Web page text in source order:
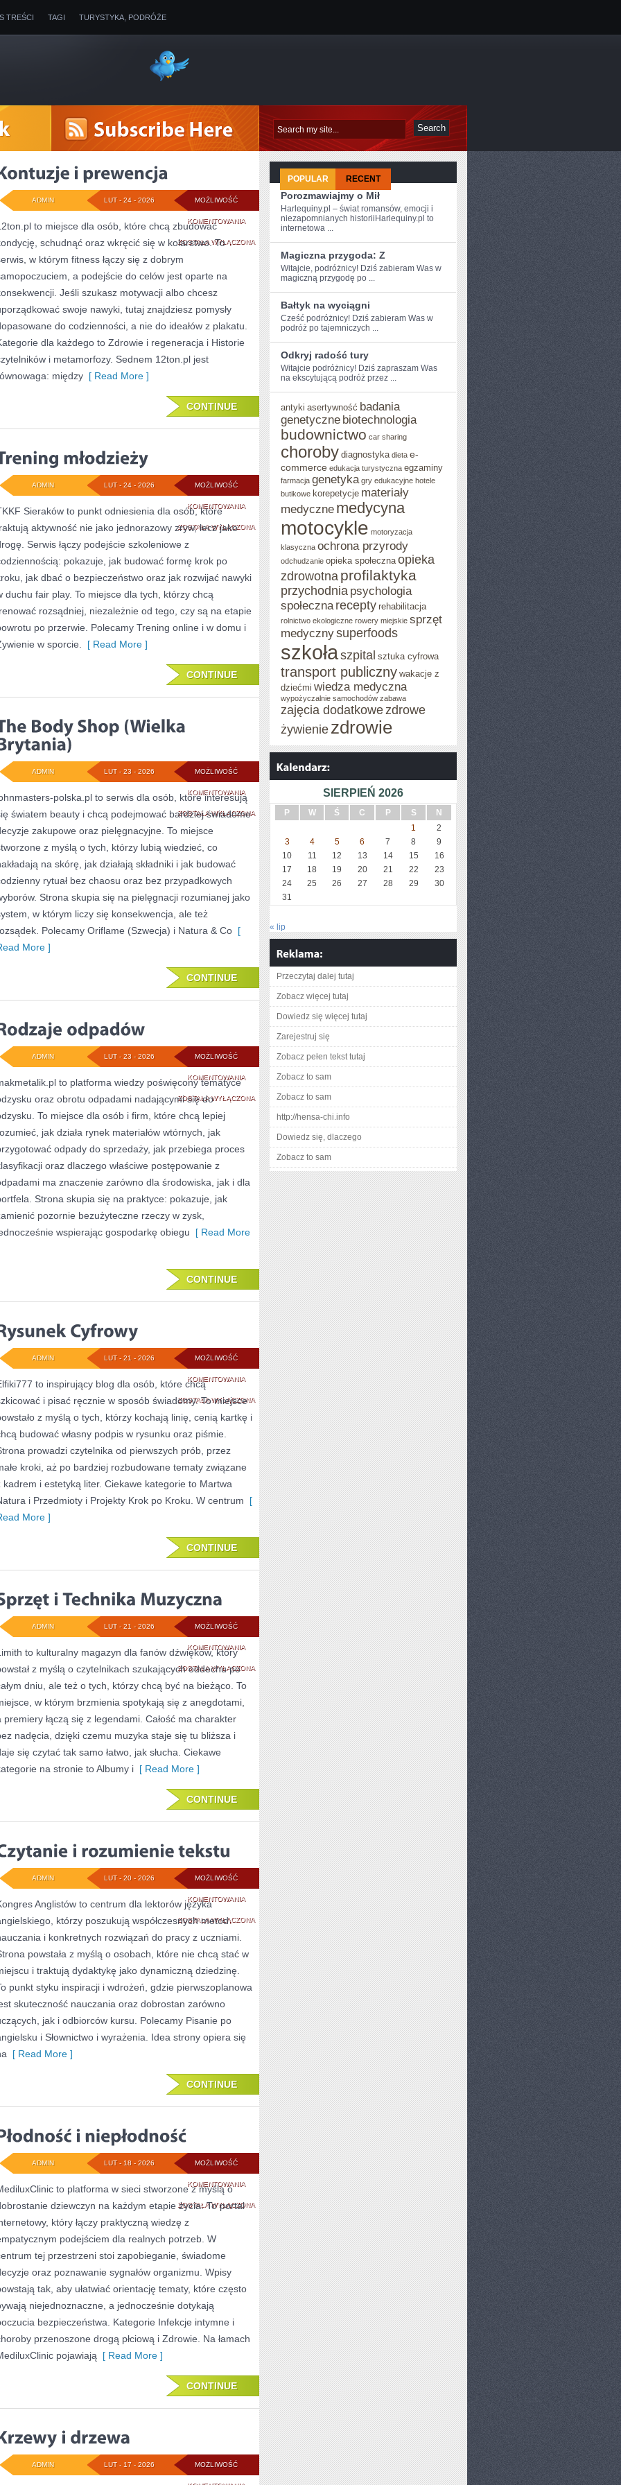
TREŚCI TAGI TURYSTYKA, PODRÓŻE
MOŻLIWOŚĆ
KOMENTOWANIAKONTUZJE
I
PREWENCJA
ZOSTAŁA WYŁĄCZONA
LUT - 24 - 2026
ADMIN
to miejsce dla osób, które chcą zbudować
schudnąć oraz wkręcić się w kolarstwo. To
w którym fitness łączy się z dobrym
a podejście do celów jest oparte na
Jeśli szukasz motywacji albo chcesz
swoje nawyki, tutaj znajdziesz pomysły
do codzienności, a nie do ideałów z plakatu.
dla każdego to Zdrowie i regeneracja i Historie
i metamorfozy. Sednem 12ton.pl jest
między [ Read More ]
CONTINUE
MOŻLIWOŚĆ
KOMENTOWANIATRENING
MŁODZIEŻY
ZOSTAŁA WYŁĄCZONA
LUT - 24 - 2026
ADMIN
Sieraków to punkt odniesienia dla osób, które
aktywność nie jako jednorazowy zryw, lecz jako
Serwis łączy podejście szkoleniowe z
pokazuje, jak budować formę krok po
jak dbać o bezpieczeństwo oraz jak rozwijać nawyki
duchu fair play. To miejsce dla tych, którzy chcą
rozsądniej, niezależnie od tego, czy są na etapie
po przerwie. Polecamy Trening online i w domu i
w sporcie.
[ Read More ]
CONTINUE
MOŻLIWOŚĆ
KOMENTOWANIATHE
BODY
SHOP
(WIELKA
BRYTANIA)
ZOSTAŁA WYŁĄCZONA
LUT - 23 - 2026
ADMIN
polska.pl to serwis dla osób, które interesują
światem beauty i chcą podejmować bardziej świadome
zakupowe oraz pielęgnacyjne. To miejsce
z myślą o tych, którzy lubią wiedzieć, co
na skórę, jak działają składniki i jak budować
rytuał bez chaosu oraz bez przypadkowych
Strona skupia się na pielęgnacji rozumianej jako
w którym liczy się konsekwencja, ale też
Polecamy Oriflame (Szwecja) i Natura & Co [
More ]
CONTINUE
MOŻLIWOŚĆ
KOMENTOWANIARODZAJE
ODPADÓW
ZOSTAŁA WYŁĄCZONA
LUT - 23 - 2026
ADMIN
to platforma wiedzy poświęcony tematyce
oraz obrotu odpadami nadającymi się do
To miejsce dla osób i firm, które chcą lepiej
jak działa rynek materiałów wtórnych, jak
odpady do sprzedaży, jak przebiega proces
oraz dlaczego właściwe postępowanie z
ma znaczenie zarówno dla środowiska, jak i dla
Strona skupia się na praktyce: pokazuje, jak
pozornie bezużyteczne rzeczy w zysk,
wspierając gospodarkę obiegu [ Read More
CONTINUE
MOŻLIWOŚĆ
KOMENTOWANIARYSUNEK
CYFROWY
ZOSTAŁA WYŁĄCZONA
LUT - 21 - 2026
ADMIN
to inspirujący blog dla osób, które chcą
i pisać ręcznie w sposób świadomy. To miejsce
z myślą o tych, którzy kochają linię, cenią kartkę i
budować własny podpis w rysunku oraz piśmie.
prowadzi czytelnika od pierwszych prób, przez
kroki, aż po bardziej rozbudowane tematy związane
kadrem i estetyką liter. Ciekawe kategorie to Martwa
i Przedmioty i Projekty Krok po Kroku. W centrum [
More ]
CONTINUE
MOŻLIWOŚĆ
KOMENTOWANIASPRZĘT
I
TECHNIKA
MUZYCZNA
ZOSTAŁA WYŁĄCZONA
LUT - 21 - 2026
ADMIN
to kulturalny magazyn dla fanów dźwięków, który
z myślą o czytelnikach szukających oddechu po
dniu, ale też o tych, którzy chcą być na bieżąco. To
w którym brzmienia spotykają się z anegdotami,
premiery łączą się z legendami. Całość ma charakter
nadęcia, dzięki czemu muzyka staje się tu bliższa i
się czytać tak samo łatwo, jak słucha. Ciekawe
na stronie to Albumy i [ Read More ]
CONTINUE
MOŻLIWOŚĆ
KOMENTOWANIACZYTANIE
I
ROZUMIENIE
TEKSTU
ZOSTAŁA WYŁĄCZONA
LUT - 20 - 2026
ADMIN
Anglistów to centrum dla lektorów języka
którzy poszukują współczesnych metod
i konkretnych rozwiązań do pracy z uczniami.
powstała z myślą o osobach, które nie chcą stać w
i traktują dydaktykę jako dynamiczną dziedzinę.
punkt styku inspiracji i wdrożeń, gdzie pierwszoplanowa
skuteczność nauczania oraz dobrostan zarówno
jak i odbiorców kursu. Polecamy Pisanie po
i Słownictwo i wyrażenia. Idea strony opiera się
[ Read More ]
CONTINUE
MOŻLIWOŚĆ
KOMENTOWANIAPŁODNOŚĆ
I
NIEPŁODNOŚĆ
ZOSTAŁA WYŁĄCZONA
LUT - 18 - 2026
ADMIN
to platforma w sieci stworzone z myślą o
dziewczyn na każdym etapie życia. To portal
który łączy praktyczną wiedzę z
podejściem dla realnych potrzeb. W
tej przestrzeni stoi zapobieganie, świadome
oraz poznawanie sygnałów organizmu. Wpisy
tak, aby ułatwiać orientację tematy, które często
niejednoznaczne, a jednocześnie dotykają
bezpieczeństwa. Kategorie Infekcje intymne i
przenoszone drogą płciową i Zdrowie. Na łamach
pojawiają [ Read More ]
CONTINUE
MOŻLIWOŚĆ
LUT - 17 - 2026
ADMIN
POPULAR RECENT
Porozmawiajmy o Mił
Harlequiny.pl – świat romansów, emocji i
niezapomnianych historiiHarlequiny.pl to
internetowa ...
Magiczna przygoda: Z
Witajcie, podróżnicy! Dziś‍ zabieram Was w
magiczną ⁤przygodę ‌po ...
Bałtyk na wyciągni
Cześć podróżnicy! ​Dziś​ zabieram Was w
‌podróż po⁣ tajemniczych ...
Odkryj radość tury
Witajcie podróżnicy! Dziś zapraszam Was
na ekscytującą podróż przez ...
antyki asertywność badania
genetyczne biotechnologia
budownictwo car sharing
choroby diagnostyka dieta e-
commerce edukacja turystyczna egzaminy
farmacja genetyka gry edukacyjne hotele
butikowe korepetycje materiały
medyczne medycyna
motocykle motoryzacja
klasyczna ochrona przyrody
odchudzanie opieka społeczna opieka
zdrowotna profilaktyka
przychodnia psychologia
społeczna recepty rehabilitacja
rolnictwo ekologiczne rowery miejskie sprzęt
medycznysuperfoods
szkołaszpital sztuka cyfrowa
transport publiczny wakacje z
dziećmi wiedza medyczna
wypożyczalnie samochodów zabawa
zajęcia dodatkowezdrowe
żywienie zdrowie
SIERPIEŃ 2026
P W Ś C P S
N
1
2
3
4 5 6 7 8
9
10
11 12 13 14 15
16
17
18 19 20 21 22
23
24
25 26 27 28 29
30
31
« lip
Przeczytaj dalej tutaj
Zobacz więcej tutaj
Dowiedz się więcej tutaj
Zarejestruj się
Zobacz pełen tekst tutaj
Zobacz to sam
Zobacz to sam
http://hensa-chi.info
Dowiedz się, dlaczego
Zobacz to sam